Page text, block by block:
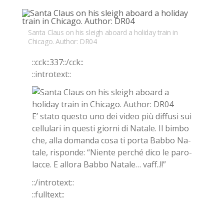
Santa Claus on his sleigh aboard a holiday train in
Chicago. Author: DR04
::cck::337::/​cck::
::in­tro­text::
E’ sta­to que­sto uno dei vi­deo più dif­fu­si sui
cel­lu­la­ri in que­sti gior­ni di Na­ta­le. Il bim­bo
che, alla do­man­da cosa ti por­ta Bab­bo Na­
ta­le, ri­spon­de: “Nien­te per­ché dico le pa­ro­
lac­ce. E al­lo­ra Bab­bo Na­ta­le… vaff..!!”
::/in­tro­text::
::full­text::